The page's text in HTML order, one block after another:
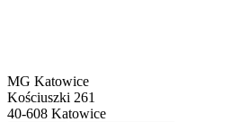
MG Katowice
Kościuszki 261
40-608 Katowice